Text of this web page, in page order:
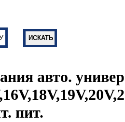
авто.
пит.